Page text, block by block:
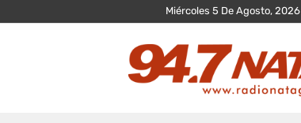
Miércoles 5 De Agosto, 2026